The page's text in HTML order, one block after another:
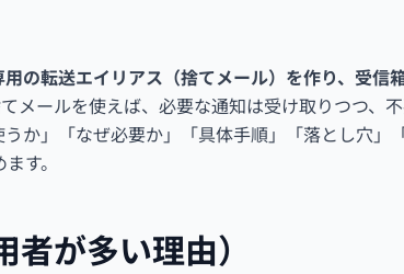
の転送エイリアス（捨てメール）を作り、受信
メールを使えば、必要な通知は受け取りつつ、
か」「なぜ必要か」「具体手順」「落とし穴」
す。
が多い理由）